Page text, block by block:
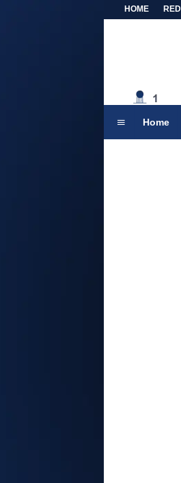
HOME
Home